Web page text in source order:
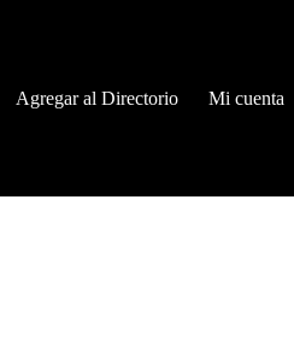
Agregar al Directorio Mi cuenta